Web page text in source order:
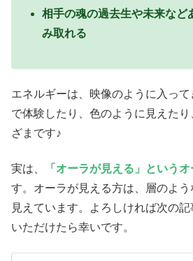
相手の魂の過去生や未来など
み取れる
エネルギーは、映像のように入っ
で体験したり、色のように見えた
ざまです♪
実は、 「オーラが見える」という
す。オーラが見える方は、層のよ
見えています。よろしければ次の
いただけたら幸いです。